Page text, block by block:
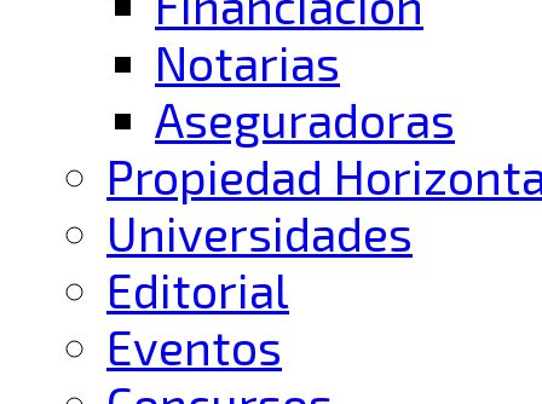
Notarias
Aseguradoras
Propiedad
Universidades
Editorial
Eventos